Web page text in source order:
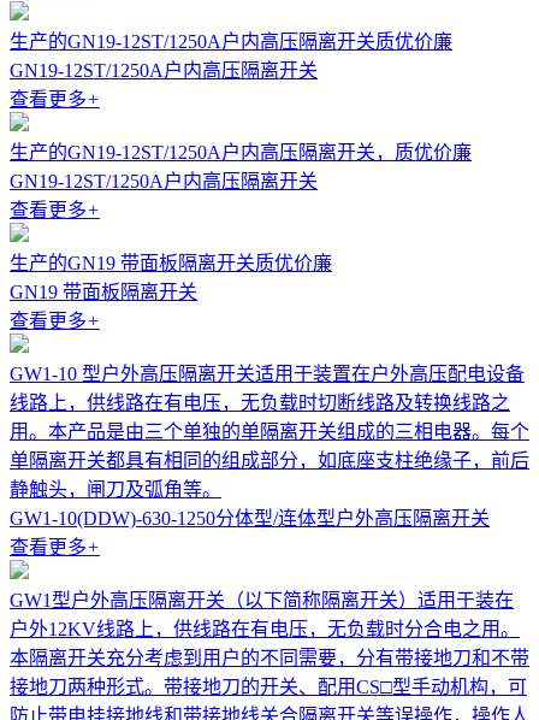
生产的GN19-12ST/1250A户内高压隔离开关质优价廉
GN19-12ST/1250A户内高压隔离开关
查看更多+
生产的GN19-12ST/1250A户内高压隔离开关，质优价廉
GN19-12ST/1250A户内高压隔离开关
查看更多+
生产的GN19 带面板隔离开关质优价廉
GN19 带面板隔离开关
查看更多+
GW1-10 型户外高压隔离开关适用于装置在户外高压配电设备
线路上，供线路在有电压，无负载时切断线路及转换线路之
用。本产品是由三个单独的单隔离开关组成的三相电器。每个
单隔离开关都具有相同的组成部分，如底座支柱绝缘子，前后
静触头，闸刀及弧角等。
GW1-10(DDW)-630-1250分体型/连体型户外高压隔离开关
查看更多+
GW1型户外高压隔离开关（以下简称隔离开关）适用于装在
户外12KV线路上，供线路在有电压，无负载时分合电之用。
本隔离开关充分考虑到用户的不同需要，分有带接地刀和不带
接地刀两种形式。带接地刀的开关、配用CS□型手动机构，可
防止带电挂接地线和带接地线关合隔离开关等误操作，操作人